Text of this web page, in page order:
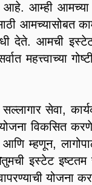
आम्ही आमच्या
आमच्यासोबत
देते. आमची
महत्त्वाच्या
सेवा,
योजना विकसित
म्हणून,
तुमची इस्टेट इष्टतम
योजना